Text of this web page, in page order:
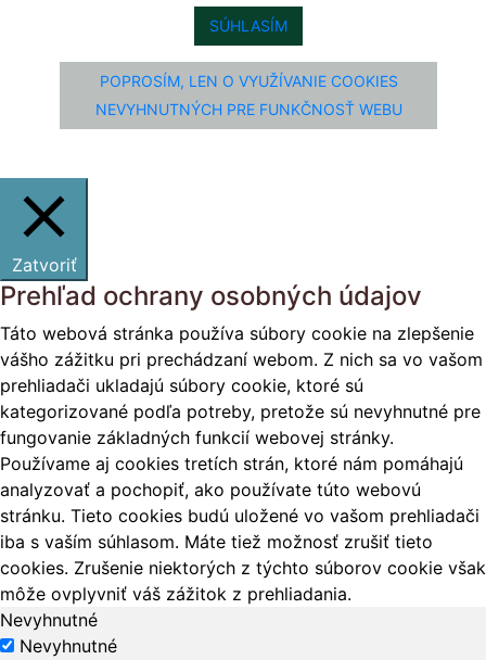
SÚHLASÍM
POPROSÍM, LEN O VYUŽÍVANIE COOKIES
NEVYHNUTNÝCH PRE FUNKČNOSŤ WEBU
Zatvoriť
Prehľad ochrany osobných údajov
Táto webová stránka používa súbory cookie na zlepšenie
vášho zážitku pri prechádzaní webom. Z nich sa vo vašom
prehliadači ukladajú súbory cookie, ktoré sú
kategorizované podľa potreby, pretože sú nevyhnutné pre
fungovanie základných funkcií webovej stránky.
Používame aj cookies tretích strán, ktoré nám pomáhajú
analyzovať a pochopiť, ako používate túto webovú
stránku. Tieto cookies budú uložené vo vašom prehliadači
iba s vaším súhlasom. Máte tiež možnosť zrušiť tieto
cookies. Zrušenie niektorých z týchto súborov cookie však
môže ovplyvniť váš zážitok z prehliadania.
Nevyhnutné
Nevyhnutné